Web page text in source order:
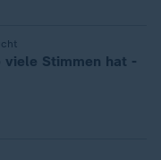
viele Stimmen hat -